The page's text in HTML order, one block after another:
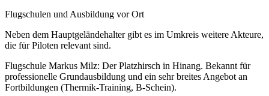
Flugschulen und Ausbildung vor Ort
Neben dem Hauptgeländehalter gibt es im Umkreis weitere Akteure,
die für Piloten relevant sind.
Flugschule Markus Milz: Der Platzhirsch in Hinang. Bekannt für
professionelle Grundausbildung und ein sehr breites Angebot an
Fortbildungen (Thermik-Training, B-Schein).